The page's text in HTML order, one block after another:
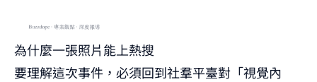
為什麼一張照片能上熱搜
要理解這次事件，必須回到社羣平臺對「視覺內